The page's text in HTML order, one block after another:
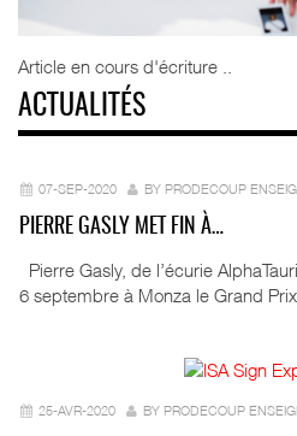
Article en cours d'écriture ..
ACTUALITÉS
07-SEP-2020 BY PRODECOUP
PIERRE GASLY MET FIN À…
Pierre Gasly, de l’écurie
6 septembre à Monza le Grand
25-AVR-2020 BY PRODECOUP